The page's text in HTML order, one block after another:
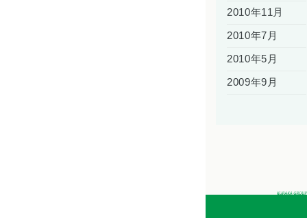
2010年11月
2010年7月
2010年5月
2009年9月